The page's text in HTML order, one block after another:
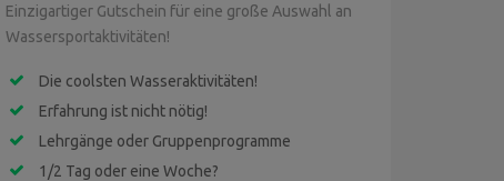
Einzigartiger Gutschein für eine große Auswahl an
Wassersportaktivitäten!
Die coolsten Wasseraktivitäten!
Erfahrung ist nicht nötig!
Lehrgänge oder Gruppenprogramme
1/2 Tag oder eine Woche?